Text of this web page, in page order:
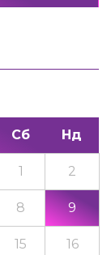
Сб Нд
1 2
8 9
15 16